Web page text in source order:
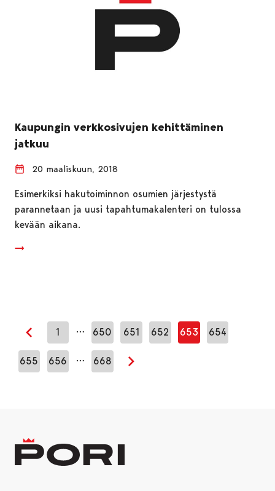
Kaupungin verkkosivujen kehittäminen
jatkuu
20 maaliskuun, 2018
Esimerkiksi hakutoiminnon osumien järjestystä
parannetaan ja uusi tapahtumakalenteri on tulossa
kevään aikana.
Edellinen sivu
1 … 650 651 652 653 654
655 656 … 668
Seuraava sivu